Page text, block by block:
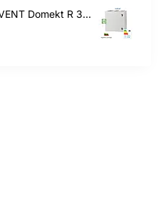
Rekuperatorius KOMFOVENT Domekt R 300 V C8 L/A F7/M5